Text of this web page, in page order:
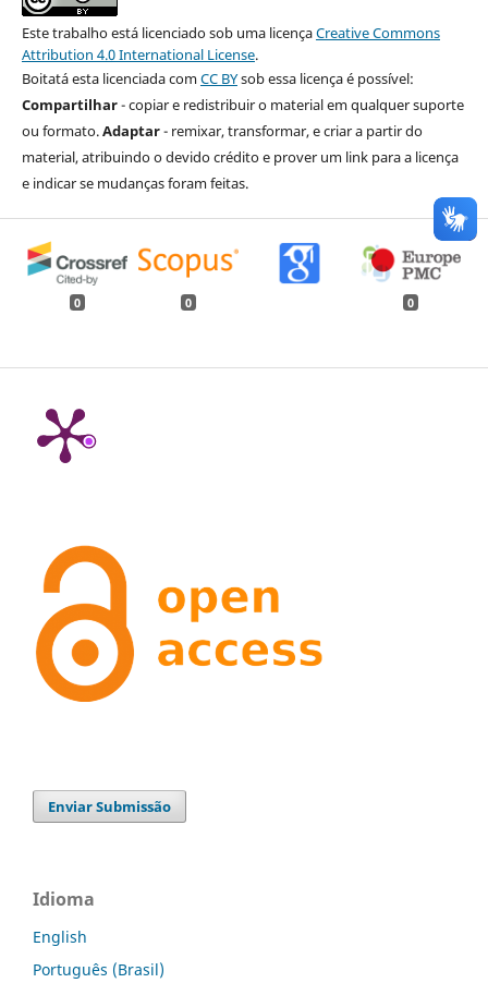
Este trabalho está licenciado sob uma licençaCreative Commons
Attribution 4.0 International License.
Boitatá esta licenciada comCC BYsob essa licença é possível:
Compartilhar- copiar e redistribuir o material em qualquer suporte
ou formato.Adaptar- remixar, transformar, e criar a partir do
material, atribuindo o devido crédito e prover um link para a licença
e indicar se mudanças foram feitas.
0 0 0
Enviar Submissão
Idioma
English
Português (Brasil)